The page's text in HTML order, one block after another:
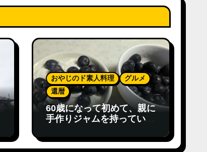
おやじのド素人料理
グルメ
還暦
60歳になって初めて、親に
手作りジャムを持っていく